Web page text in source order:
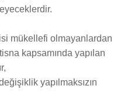
mükellefi olmayanlardan
kapsamında yapılan
yapılmaksızın